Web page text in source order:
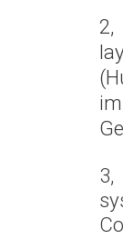
2,
3,